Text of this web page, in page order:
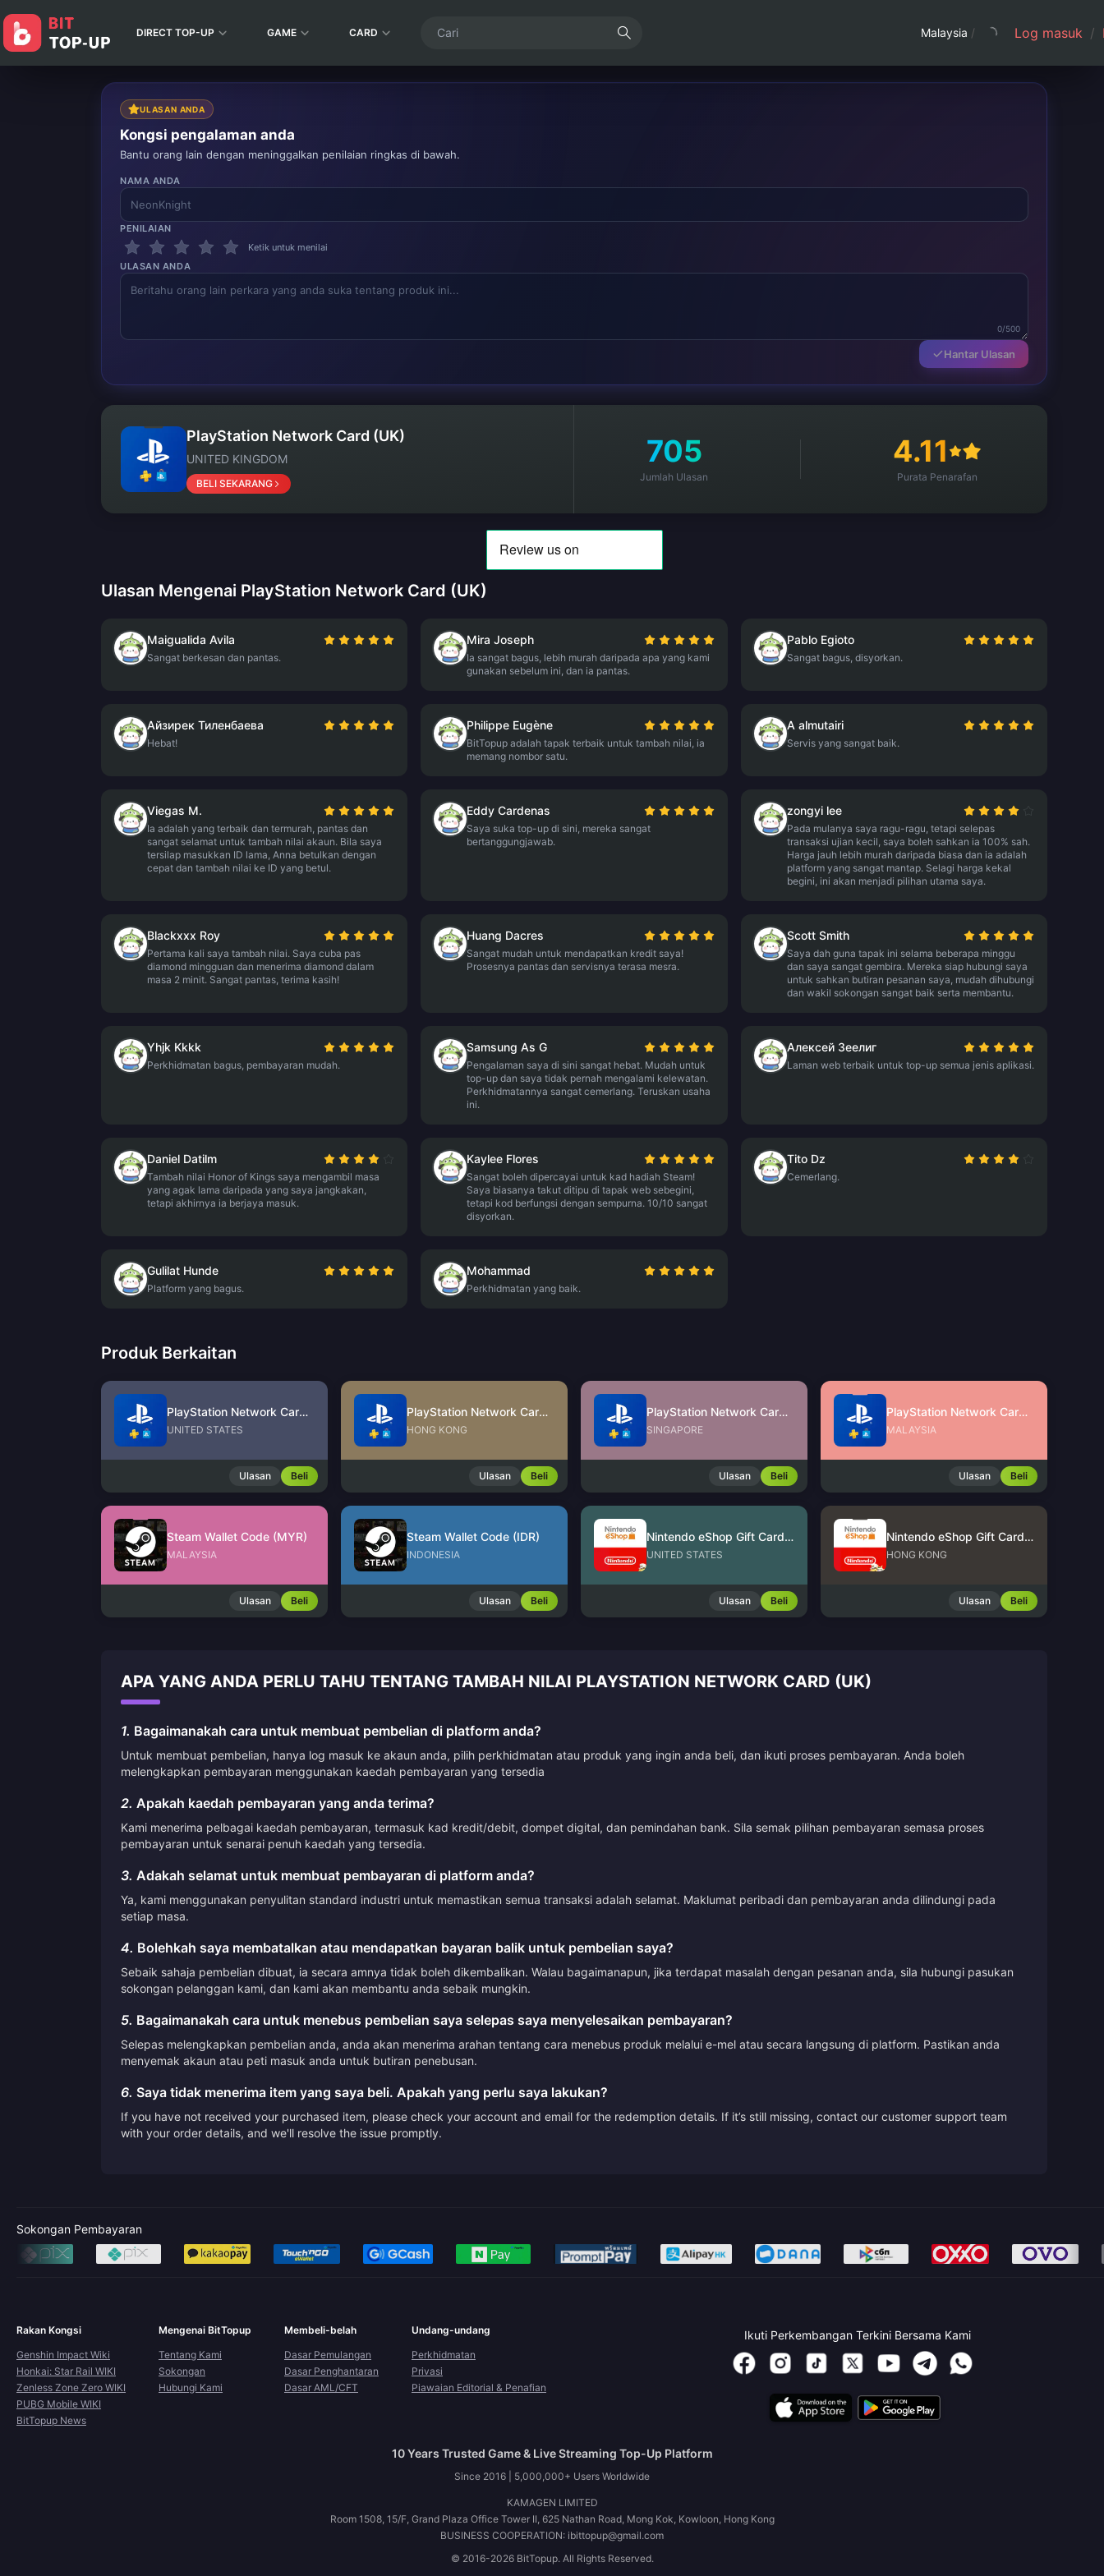
DIRECT TOP-UP GAME CARD Malaysia / Log masuk /
ULASAN ANDA
Kongsi pengalaman anda
Bantu orang lain dengan meninggalkan penilaian ringkas di bawah.
NAMA ANDA
PENILAIAN
Ketik untuk menilai
ULASAN ANDA
0/500
Hantar Ulasan
PlayStation Network Card (UK)
UNITED KINGDOM
BELI SEKARANG
705
Jumlah Ulasan
4.11
Purata Penarafan
Ulasan Mengenai PlayStation Network Card (UK)
Maigualida Avila
Sangat berkesan dan pantas.
Mira Joseph
Ia sangat bagus, lebih murah daripada apa yang kami
gunakan sebelum ini, dan ia pantas.
Pablo Egioto
Sangat bagus, disyorkan.
Айзирек Тиленбаева
Hebat!
Philippe Eugène
BitTopup adalah tapak terbaik untuk tambah nilai, ia
memang nombor satu.
A almutairi
Servis yang sangat baik.
Viegas M.
Ia adalah yang terbaik dan termurah, pantas dan
sangat selamat untuk tambah nilai akaun. Bila saya
tersilap masukkan ID lama, Anna betulkan dengan
cepat dan tambah nilai ke ID yang betul.
Eddy Cardenas
Saya suka top-up di sini, mereka sangat
bertanggungjawab.
zongyi lee
Pada mulanya saya ragu-ragu, tetapi selepas
transaksi ujian kecil, saya boleh sahkan ia 100% sah.
Harga jauh lebih murah daripada biasa dan ia adalah
platform yang sangat mantap. Selagi harga kekal
begini, ini akan menjadi pilihan utama saya.
Blackxxx Roy
Pertama kali saya tambah nilai. Saya cuba pas
diamond mingguan dan menerima diamond dalam
masa 2 minit. Sangat pantas, terima kasih!
Huang Dacres
Sangat mudah untuk mendapatkan kredit saya!
Prosesnya pantas dan servisnya terasa mesra.
Scott Smith
Saya dah guna tapak ini selama beberapa minggu
dan saya sangat gembira. Mereka siap hubungi saya
untuk sahkan butiran pesanan saya, mudah dihubungi
dan wakil sokongan sangat baik serta membantu.
Yhjk Kkkk
Perkhidmatan bagus, pembayaran mudah.
Samsung As G
Pengalaman saya di sini sangat hebat. Mudah untuk
top-up dan saya tidak pernah mengalami kelewatan.
Perkhidmatannya sangat cemerlang. Teruskan usaha
ini.
Алексей Зеелиг
Laman web terbaik untuk top-up semua jenis aplikasi.
Daniel Datilm
Tambah nilai Honor of Kings saya mengambil masa
yang agak lama daripada yang saya jangkakan,
tetapi akhirnya ia berjaya masuk.
Kaylee Flores
Sangat boleh dipercayai untuk kad hadiah Steam!
Saya biasanya takut ditipu di tapak web sebegini,
tetapi kod berfungsi dengan sempurna. 10/10 sangat
disyorkan.
Tito Dz
Cemerlang.
Gulilat Hunde
Platform yang bagus.
Mohammad
Perkhidmatan yang baik.
Produk Berkaitan
PlayStation Network Card (US)
UNITED STATES
Ulasan Beli
PlayStation Network Card (HK)
HONG KONG
Ulasan Beli
PlayStation Network Card (SG)
SINGAPORE
Ulasan Beli
PlayStation Network Card (MY)
MALAYSIA
Ulasan Beli
Steam Wallet Code (MYR)
MALAYSIA
Ulasan Beli
Steam Wallet Code (IDR)
INDONESIA
Ulasan Beli
Nintendo eShop Gift Card (US)
UNITED STATES
Ulasan Beli
Nintendo eShop Gift Card (HK)
HONG KONG
Ulasan Beli
APA YANG ANDA PERLU TAHU TENTANG TAMBAH NILAI PLAYSTATION NETWORK CARD (UK)
1. Bagaimanakah cara untuk membuat pembelian di platform anda?
Untuk membuat pembelian, hanya log masuk ke akaun anda, pilih perkhidmatan atau produk yang ingin anda beli, dan ikuti proses pembayaran. Anda boleh
melengkapkan pembayaran menggunakan kaedah pembayaran yang tersedia
2. Apakah kaedah pembayaran yang anda terima?
Kami menerima pelbagai kaedah pembayaran, termasuk kad kredit/debit, dompet digital, dan pemindahan bank. Sila semak pilihan pembayaran semasa proses
pembayaran untuk senarai penuh kaedah yang tersedia.
3. Adakah selamat untuk membuat pembayaran di platform anda?
Ya, kami menggunakan penyulitan standard industri untuk memastikan semua transaksi adalah selamat. Maklumat peribadi dan pembayaran anda dilindungi pada
setiap masa.
4. Bolehkah saya membatalkan atau mendapatkan bayaran balik untuk pembelian saya?
Sebaik sahaja pembelian dibuat, ia secara amnya tidak boleh dikembalikan. Walau bagaimanapun, jika terdapat masalah dengan pesanan anda, sila hubungi pasukan
sokongan pelanggan kami, dan kami akan membantu anda sebaik mungkin.
5. Bagaimanakah cara untuk menebus pembelian saya selepas saya menyelesaikan pembayaran?
Selepas melengkapkan pembelian anda, anda akan menerima arahan tentang cara menebus produk melalui e-mel atau secara langsung di platform. Pastikan anda
menyemak akaun atau peti masuk anda untuk butiran penebusan.
6. Saya tidak menerima item yang saya beli. Apakah yang perlu saya lakukan?
If you have not received your purchased item, please check your account and email for the redemption details. If it’s still missing, contact our customer support team
with your order details, and we'll resolve the issue promptly.
Sokongan Pembayaran
Rakan Kongsi
Genshin Impact Wiki
Honkai: Star Rail WIKI
Zenless Zone Zero WIKI
PUBG Mobile WIKI
BitTopup News
Mengenai BitTopup
Tentang Kami
Sokongan
Hubungi Kami
Membeli-belah
Dasar Pemulangan
Dasar Penghantaran
Dasar AML/CFT
Undang-undang
Perkhidmatan
Privasi
Piawaian Editorial & Penafian
Ikuti Perkembangan Terkini Bersama Kami
10 Years Trusted Game & Live Streaming Top-Up Platform
Since 2016 | 5,000,000+ Users Worldwide
KAMAGEN LIMITED
Room 1508, 15/F, Grand Plaza Office Tower II, 625 Nathan Road, Mong Kok, Kowloon, Hong Kong
BUSINESS COOPERATION: ibittopup@gmail.com
© 2016-2026 BitTopup. All Rights Reserved.